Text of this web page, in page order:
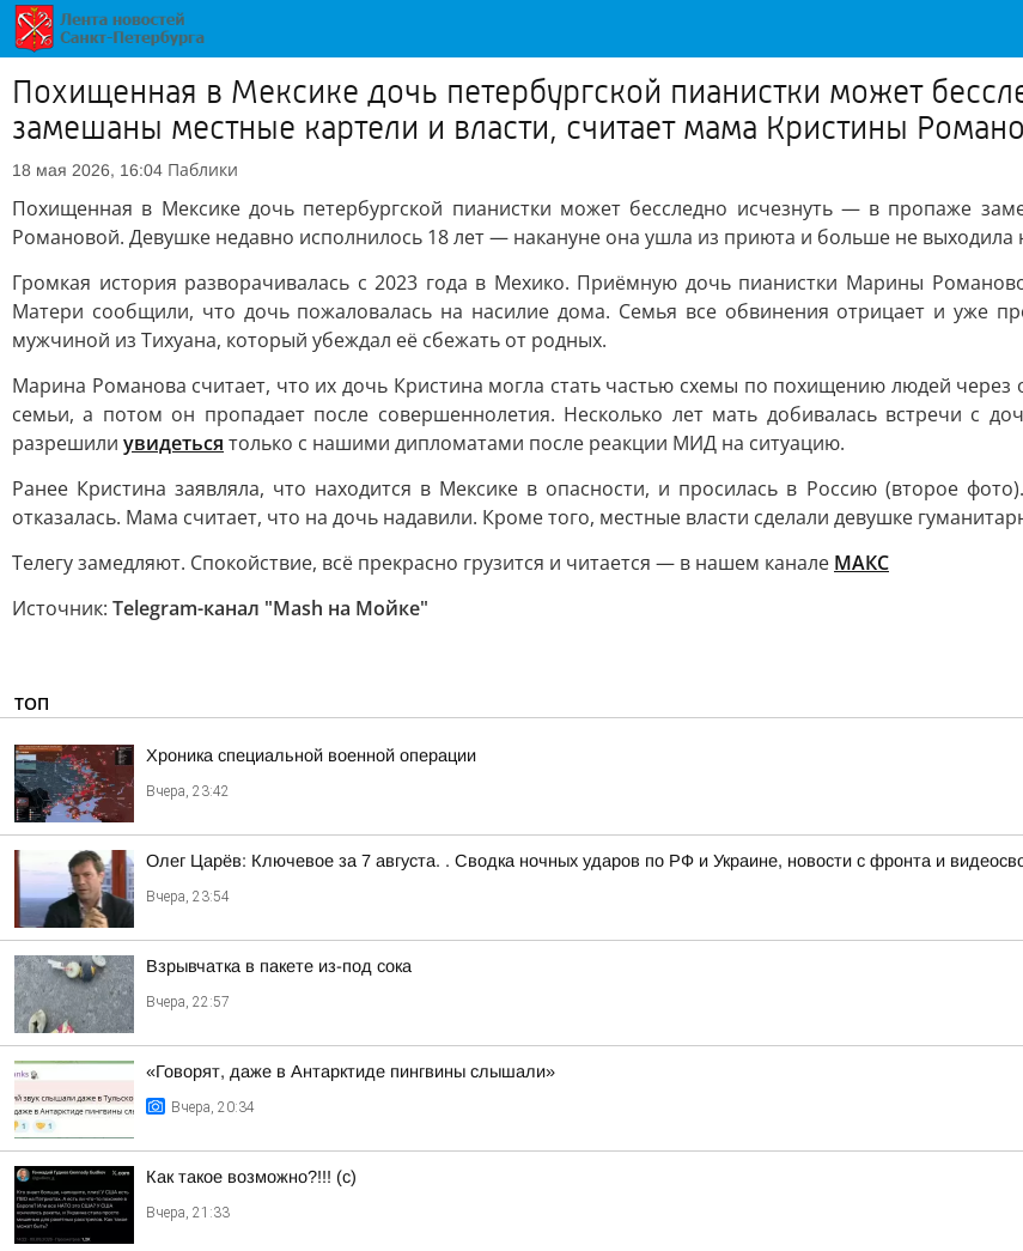
Похищенная в Мексике дочь петербургской пианистки может
замешаны местные картели и власти, считает мама Кристины
18 мая 2026, 16:04 Паблики
Похищенная в Мексике дочь петербургской пианистки может бесследно исчезнуть — в пропаже
Романовой. Девушке недавно исполнилось 18 лет — накануне она ушла из приюта и больше не выходила
Громкая история разворачивалась с 2023 года в Мехико. Приёмную дочь пианистки Марины
Матери сообщили, что дочь пожаловалась на насилие дома. Семья все обвинения отрицает и уже
мужчиной из Тихуана, который убеждал её сбежать от родных.
Марина Романова считает, что их дочь Кристина могла стать частью схемы по похищению людей
семьи, а потом он пропадает после совершеннолетия. Несколько лет мать добивалась встречи с
разрешили увидеться только с нашими дипломатами после реакции МИД на ситуацию.
Ранее Кристина заявляла, что находится в Мексике в опасности, и просилась в Россию (второе
отказалась. Мама считает, что на дочь надавили. Кроме того, местные власти сделали девушке
Телегу замедляют. Спокойствие, всё прекрасно грузится и читается — в нашем канале MAКС
Источник: Telegram-канал "Mash на Мойке"
ТОП
Хроника специальной военной операции
Вчера, 23:42
Олег Царёв: Ключевое за 7 августа. . Сводка ночных ударов по РФ и Украине, новости с фронта и
Вчера, 23:54
Взрывчатка в пакете из-под сока
Вчера, 22:57
«Говорят, даже в Антарктиде пингвины слышали»
Вчера, 20:34
Как такое возможно?!!! (c)
Вчера, 21:33